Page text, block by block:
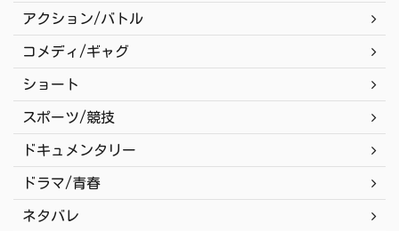
アクション/バトル
コメディ/ギャグ
ショート
スポーツ/競技
ドキュメンタリー
ドラマ/青春
ネタバレ